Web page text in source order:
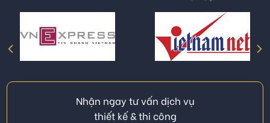
Nhận ngay tư vấn dịch vụ
thiết kế & thi công